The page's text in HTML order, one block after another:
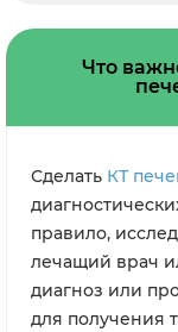
Что
Сделать КТ
правило,
лечащий врач
диагноз или
для получения